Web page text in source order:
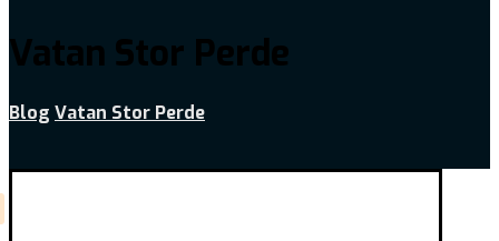
Vatan Stor Perde
Blog Vatan Stor Perde